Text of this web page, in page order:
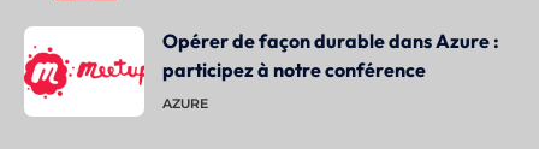
Opérer de façon durable dans Azure :
participez à notre conférence
AZURE